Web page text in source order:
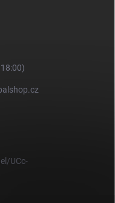
UCc-